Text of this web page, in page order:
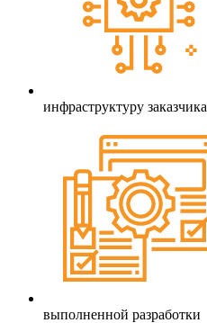
инфраструктуру заказчика
выполненной разработки